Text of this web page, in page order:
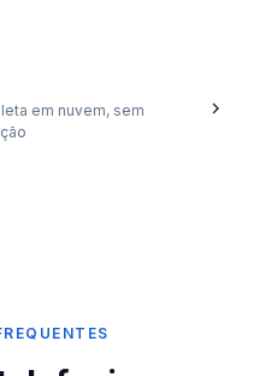
em nuvem, sem